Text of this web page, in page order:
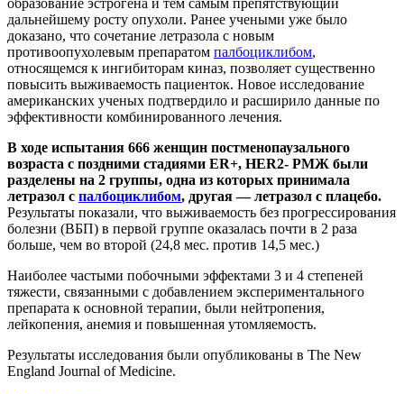
дальнейшему росту опухоли. Ранее учеными уже было
доказано, что сочетание летразола с новым
противоопухолевым препаратом палбоциклибом,
относящемся к ингибиторам киназ, позволяет существенно
повысить выживаемость пациенток. Новое исследование
американских ученых подтвердило и расширило данные по
эффективности комбинированного лечения.
В ходе испытания 666 женщин постменопаузального
возраста с поздними стадиями ER+, HER2- РМЖ были
разделены на 2 группы, одна из которых принимала
летразол с палбоциклибом, другая — летразол с плацебо.
Результаты показали, что выживаемость без прогрессирования
болезни (ВБП) в первой группе оказалась почти в 2 раза
больше, чем во второй (24,8 мес. против 14,5 мес.)
Наиболее частыми побочными эффектами 3 и 4 степеней
тяжести, связанными с добавлением экспериментального
препарата к основной терапии, были нейтропения,
лейкопения, анемия и повышенная утомляемость.
Результаты исследования были опубликованы в The New
England Journal of Medicine.